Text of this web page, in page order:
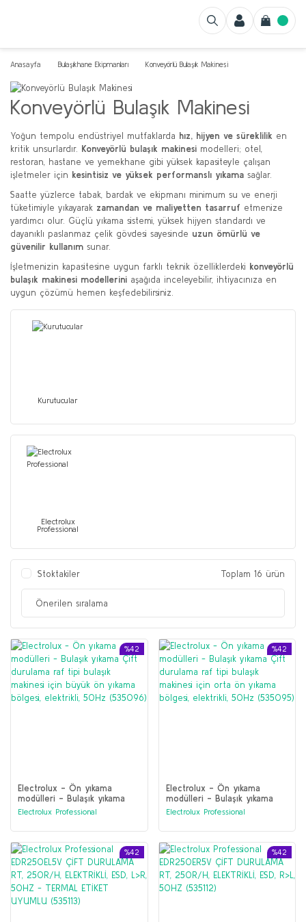
Anasayfa Bulaşıkhane Ekipmanları Konveyörlü Bulaşık Makinesi
Konveyörlü Bulaşık Makinesi
Yoğun tempolu endüstriyel mutfaklarda hız, hijyen ve süreklilik en
kritik unsurlardır. Konveyörlü bulaşık makinesi modelleri; otel,
restoran, hastane ve yemekhane gibi yüksek kapasiteyle çalışan
işletmeler için kesintisiz ve yüksek performanslı yıkama sağlar.
Saatte yüzlerce tabak, bardak ve ekipmanı minimum su ve enerji
tüketimiyle yıkayarak zamandan ve maliyetten tasarruf etmenize
yardımcı olur. Güçlü yıkama sistemi, yüksek hijyen standardı ve
dayanıklı paslanmaz çelik gövdesi sayesinde uzun ömürlü ve
güvenilir kullanım sunar.
İşletmenizin kapasitesine uygun farklı teknik özelliklerdeki konveyörlü
bulaşık makinesi modellerini aşağıda inceleyebilir, ihtiyacınıza en
uygun çözümü hemen keşfedebilirsiniz.
Kurutucular
Electrolux
Professional
Stoktakiler Toplam 16 ürün
%42
Electrolux - Ön yıkama
modülleri - Bulaşık yıkama
Çift durulama raf tipi bulaşık
bölgesi, elektrikli, 50Hz
Electrolux Professional
%42
Electrolux - Ön yıkama
modülleri - Bulaşık yıkama
Çift durulama raf tipi bulaşık
bölgesi, elektrikli, 50Hz
Electrolux Professional
%42 %42